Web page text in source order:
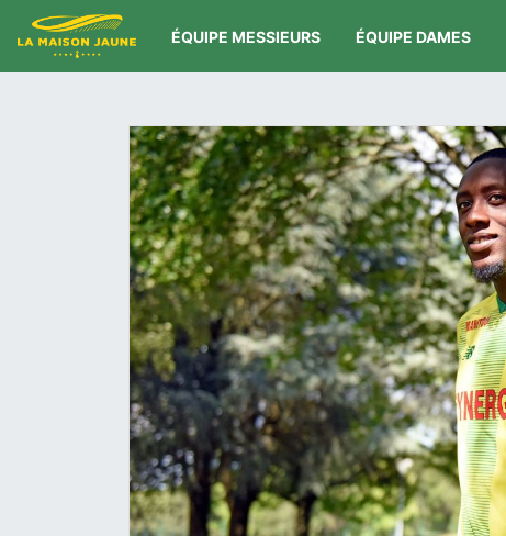
ÉQUIPE MESSIEURS ÉQUIPE DAMES